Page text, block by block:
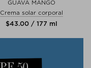
GUAVA MANGO
Crema solar corporal
$‌43.00 / 177 ml